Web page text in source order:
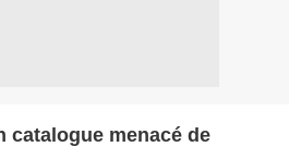
catalogue menacé de